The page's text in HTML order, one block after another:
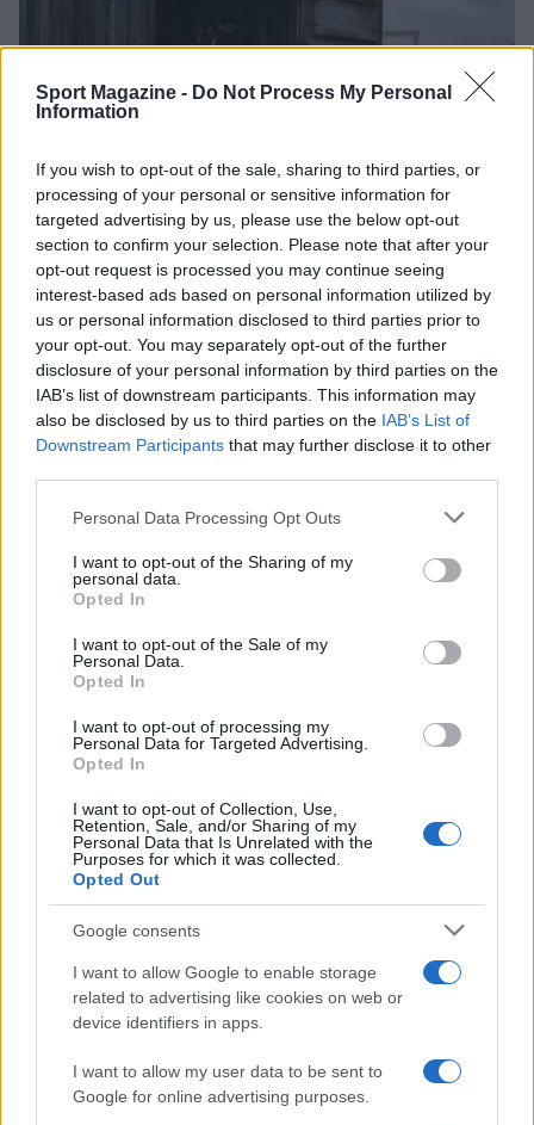
Sport Magazine - Do Not Process My Personal
Information
If you wish to opt-out of the sale, sharing to third parties, or
processing of your personal or sensitive information for
targeted advertising by us, please use the below opt-out
section to confirm your selection. Please note that after your
opt-out request is processed you may continue seeing
interest-based ads based on personal information utilized by
us or personal information disclosed to third parties prior to
your opt-out. You may separately opt-out of the further
disclosure of your personal information by third parties on the
IAB’s list of downstream participants. This information may
also be disclosed by us to third parties on the IAB’s List of
Downstream Participants that may further disclose it to other
Please note that this website/app uses one or more Google
not limited to your visit or usage behaviour. You may click to
grant or deny consent to Google and its third-party tags to
use your data for below specified purposes in below Google
consent section.
Personal Data Processing Opt Outs
I want to opt-out of the Sharing of my
personal data.
Opted In
I want to opt-out of the Sale of my
Personal Data.
Opted In
I want to opt-out of processing my
Personal Data for Targeted Advertising.
Opted In
I want to opt-out of Collection, Use,
Retention, Sale, and/or Sharing of my
Personal Data that Is Unrelated with the
Purposes for which it was collected.
Opted Out
Google consents
I want to allow Google to enable storage
related to advertising like cookies on web or
device identifiers in apps.
I want to allow my user data to be sent to
Google for online advertising purposes.
Scoperte carcasse di moto e motori in container
destinati al Senegal
Ilaria Mauri · 4 Ago 2026
NOTIZIE
Nuova Zelanda: ondata di freddo eccezionale porta
neve a bassa quota
PIÙ LETTI
XPENG Partner del Teatro del Silenzio 2026: Veicoli
Rilancio degli impianti sciistici in Val Vigezzo, Val
Formazza e Valle Antrona
Scoperte carcasse di moto e motori in container
destinati al Senegal